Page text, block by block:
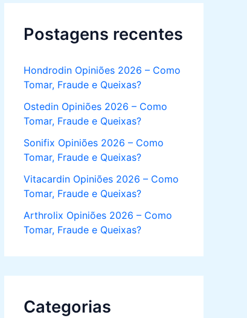
h
o
rPostagens recentes
Hondrodin Opiniões 2026 – Como
Tomar, Fraude e Queixas?
Ostedin Opiniões 2026 – Como
Tomar, Fraude e Queixas?
Sonifix Opiniões 2026 – Como
Tomar, Fraude e Queixas?
Vitacardin Opiniões 2026 – Como
Tomar, Fraude e Queixas?
Arthrolix Opiniões 2026 – Como
Tomar, Fraude e Queixas?
Categorias